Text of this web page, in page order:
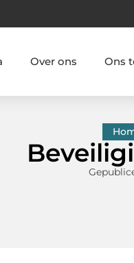
Over ons Ons